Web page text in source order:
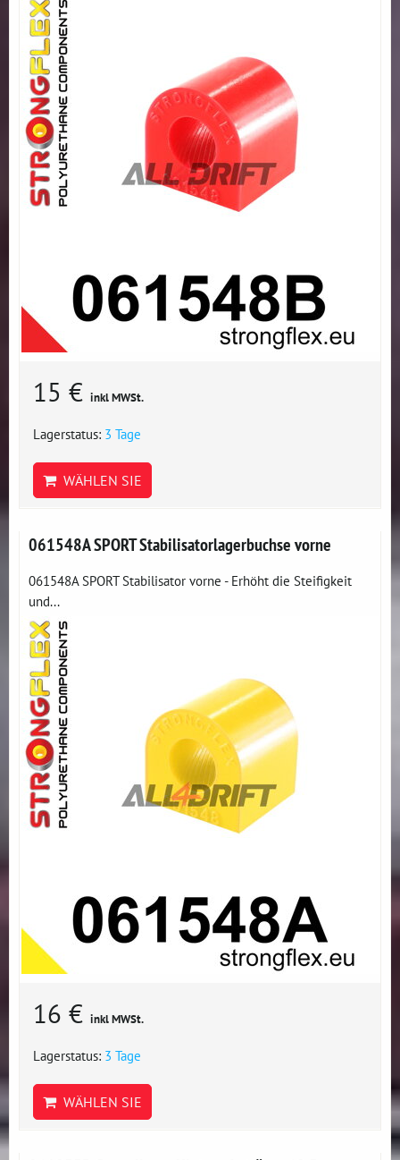
15 € inkl MWSt.
Lagerstatus: 3 Tage
WÄHLEN SIE
061548A SPORT Stabilisatorlagerbuchse vorne
061548A SPORT Stabilisator vorne - Erhöht die Steifigkeit
und...
16 € inkl MWSt.
Lagerstatus: 3 Tage
WÄHLEN SIE